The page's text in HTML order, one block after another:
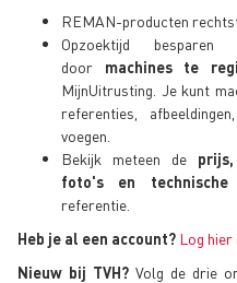
REMAN-producten
Opzoektijd besparen
door machines te
MijnUitrusting. Je kunt
referenties,
voegen.
Bekijk meteen de
foto's en technische
referentie.
Heb je al een account? Log hier
Nieuw bij TVH? Volg de drie